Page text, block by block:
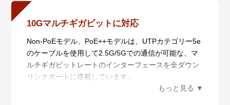
・一元管理（セントライズドマネージメント）
AMF Plusマスターから多数のAMF Plusメンバーを一
・自動構築（オートレジリエントコネクション）
AMF Plusネットワークの自動構築およびAMF Plusメ
ンバーの自動認識を行います。
・自動復旧（スマートプロビジョニング）
AMF Plusメンバー設置時の自動設定（ゼロタッチイン
スタック接続されたスイッチは各種情報を同期してい
るため、仮に1台に障害が発生しても運用継続が可能
スタックすることでエッジ・スイッチながらコア・ス
イッチ同様にCPU、電源冗長が可能となります。コア
からエッジまで一貫した冗長構成を容易に取ることが
できます。
単一IPで動作するため機器の追加時もIP設計や監視ポ
10Gマルチギガビットに対応
Non-PoEモデル、PoE++モデルは、UTPカテゴリー5e
のケーブルを使用して2.5G/5Gでの通信が可能な、マ
ルチギガビットレートのインターフェースを全ダウン
リンクポートに搭載しています。
さらにカテゴリー6/6Aのクラスのケーブルを使用する